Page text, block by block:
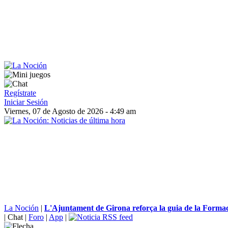
Regístrate
Iniciar Sesión
Viernes, 07 de Agosto de 2026 - 4:49 am
La Noción | L'Ajuntament de Girona reforça la guia de la
| Chat | Foro | App |